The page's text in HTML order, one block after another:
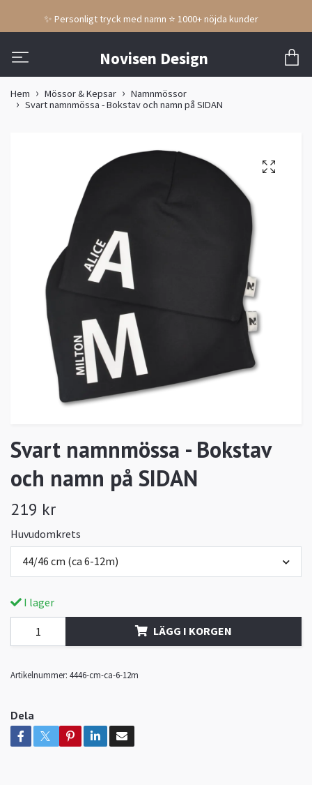
✨ Personligt tryck med namn ⭐ 1000+ nöjda kunder
Novisen Design
Hem Mössor & Kepsar
Namnmössor
Svart namnmössa - Bokstav och namn på SIDAN
Svart namnmössa - Bokstav
och namn på SIDAN
219 kr
Huvudomkrets
44/46 cm (ca 6-12m)
I lager
LÄGG I KORGEN
Artikelnummer: 4446-cm-ca-6-12m
Dela